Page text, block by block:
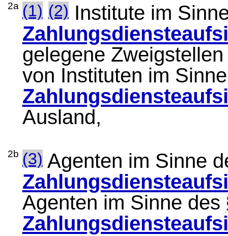
2a (1) (2)Institute im
gelegene
von Instituten im
Ausland,
2b (3)Agenten im Sinne
Agenten im Sinne des